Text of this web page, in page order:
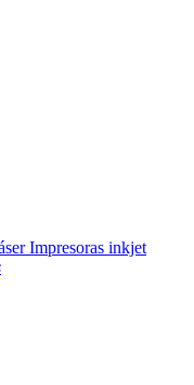
Impresoras inkjet